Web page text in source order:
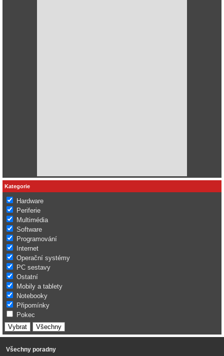
Kategorie
Hardware
Periferie
Multimédia
Software
Programování
Internet
Operační systémy
PC sestavy
Ostatní
Mobily a tablety
Notebooky
Připomínky
Pokec
Všechny poradny